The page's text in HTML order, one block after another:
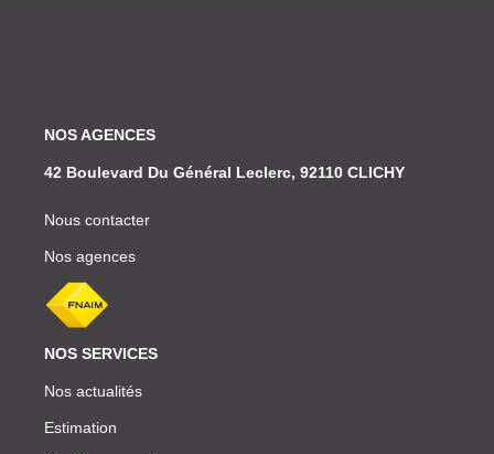
NOS AGENCES
42 Boulevard Du Général Leclerc, 92110 CLICHY
Nous contacter
Nos agences
NOS SERVICES
Nos actualités
Estimation